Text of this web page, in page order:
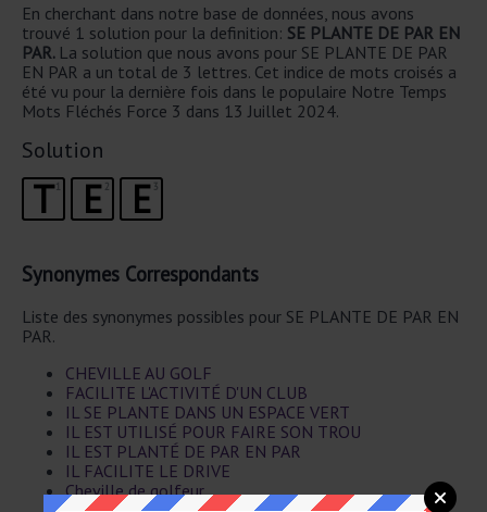
En cherchant dans notre base de données, nous avons
trouvé 1 solution pour la definition: SE PLANTE DE PAR EN
PAR. La solution que nous avons pour SE PLANTE DE PAR
EN PAR a un total de 3 lettres. Cet indice de mots croisés a
été vu pour la dernière fois dans le populaire Notre Temps
Mots Fléchés Force 3 dans 13 Juillet 2024.
Solution
1
T 2
E 3
E
Synonymes Correspondants
Liste des synonymes possibles pour SE PLANTE DE PAR EN
PAR.
CHEVILLE AU GOLF
FACILITE L'ACTIVITÉ D'UN CLUB
IL SE PLANTE DANS UN ESPACE VERT
IL EST UTILISÉ POUR FAIRE SON TROU
IL EST PLANTÉ DE PAR EN PAR
IL FACILITE LE DRIVE
Cheville de golfeur